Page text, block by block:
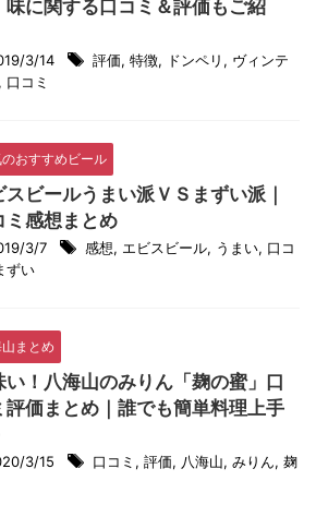
味に関する口コミ＆評価もご紹
3/14 評価, 特徴, ドンペリ , ヴィンテ
, 口コミ
のおすすめビール
スビールうまい派ＶＳまずい派｜
ミ感想まとめ
3/7 感想, エビスビール, うまい, 口コ
ずい
まとめ
い！八海山のみりん「麹の蜜」口
評価まとめ｜誰でも簡単料理上手
3/15 口コミ , 評価, 八海山, みりん, 麹